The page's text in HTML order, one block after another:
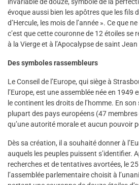
invariable de douze, symbole de la
évoque aussi bien les apôtres que les fils
d’Hercule, les mois de l’année ». Ce que
c’est que cette couronne de 12 étoiles se
à la Vierge et à l’Apocalypse de saint Jean
Des symboles rassembleurs
Le Conseil de l’Europe, qui siège à
l’Europe, est une assemblée née en 1949
le continent les droits de l’homme. En
plupart des pays européens (47 membres
qu’une autorité morale et aucun pouvoir
Dès sa création, il a souhaité donner à
auquels les peuples puissent s’identifier.
recherches et de tentatives avortées, le
l’assemblée parlementaire choisit à